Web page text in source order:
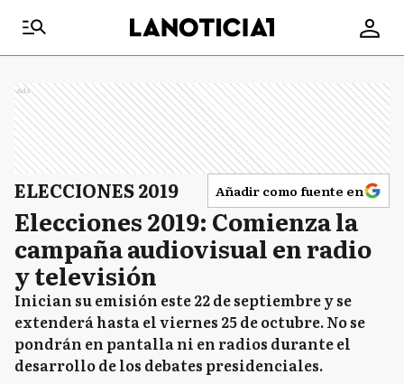
Ads
ELECCIONES 2019 Añadir como fuente en
Elecciones 2019: Comienza la
campaña audiovisual en radio
y televisión
Inician su emisión este 22 de septiembre y se
extenderá hasta el viernes 25 de octubre. No se
pondrán en pantalla ni en radios durante el
desarrollo de los debates presidenciales.